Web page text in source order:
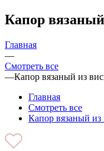
Капор
Главная
—
Смотреть все
—Капор вязаный из
Главная
Смотреть все
Капор вязаный